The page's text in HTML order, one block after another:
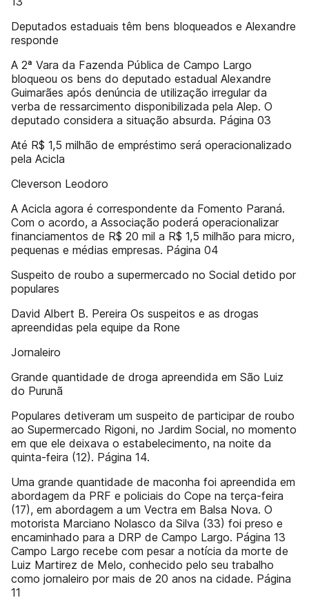
Deputados estaduais têm bens bloqueados e Alexandre
responde
A 2ª Vara da Fazenda Pública de Campo Largo
bloqueou os bens do deputado estadual Alexandre
Guimarães após denúncia de utilização irregular da
verba de ressarcimento disponibilizada pela Alep. O
deputado considera a situação absurda. Página 03
Até R$ 1,5 milhão de empréstimo será operacionalizado
pela Acicla
Cleverson Leodoro
A Acicla agora é correspondente da Fomento Paraná.
Com o acordo, a Associação poderá operacionalizar
financiamentos de R$ 20 mil a R$ 1,5 milhão para micro,
pequenas e médias empresas. Página 04
Suspeito de roubo a supermercado no Social detido por
populares
David Albert B. Pereira Os suspeitos e as drogas
apreendidas pela equipe da Rone
Jornaleiro
Grande quantidade de droga apreendida em São Luiz
do Purunã
Populares detiveram um suspeito de participar de roubo
ao Supermercado Rigoni, no Jardim Social, no momento
em que ele deixava o estabelecimento, na noite da
quinta-feira (12). Página 14.
Uma grande quantidade de maconha foi apreendida em
abordagem da PRF e policiais do Cope na terça-feira
(17), em abordagem a um Vectra em Balsa Nova. O
motorista Marciano Nolasco da Silva (33) foi preso e
encaminhado para a DRP de Campo Largo. Página 13
Campo Largo recebe com pesar a notícia da morte de
Luiz Martirez de Melo, conhecido pelo seu trabalho
como jornaleiro por mais de 20 anos na cidade. Página
11